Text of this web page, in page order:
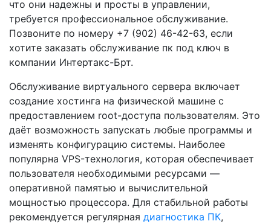
что они надежны и просты в управлении,
требуется профессиональное обслуживание.
Позвоните по номеру +7 (902) 46-42-63, если
хотите заказать обслуживание пк под ключ в
компании Интертакс-Брт.
Обслуживание виртуального сервера включает
создание хостинга на физической машине с
предоставлением root-доступа пользователям. Это
даёт возможность запускать любые программы и
изменять конфигурацию системы. Наиболее
популярна VPS-технология, которая обеспечивает
пользователя необходимыми ресурсами —
оперативной памятью и вычислительной
мощностью процессора. Для стабильной работы
рекомендуется регулярная диагностика ПК,